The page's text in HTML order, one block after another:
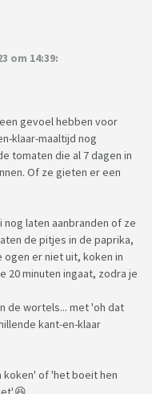
om 14:39:
gevoel hebben voor
klaar-maaltijd nog
tomaten die al 7 dagen in
Of ze gieten er een
laten aanbranden of ze
de pitjes in de paprika,
ogen er niet uit, koken in
20 minuten ingaat, zodra je
de wortels... met 'oh dat
kant-en-klaar
koken' of 'het boeit hen